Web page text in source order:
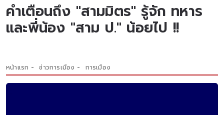
คำเตือนถึง "สามมิตร" รู้จัก ทหาร
และพี่น้อง "สาม ป." น้อยไป !!
หน้าแรก ข่าวการเมือง การเมือง